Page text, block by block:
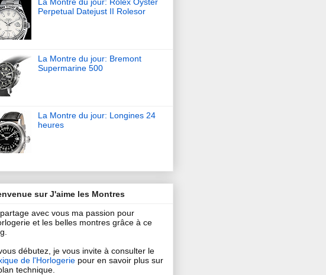
La Montre du jour: Rolex Oyster
Perpetual Datejust II Rolesor
La Montre du jour: Bremont
Supermarine 500
La Montre du jour: Longines 24
heures
sur J'aime les Montres
avec vous ma passion pour
et les belles montres grâce à ce
débutez, je vous invite à consulter le
de l'Horlogerie pour en savoir plus sur
technique.